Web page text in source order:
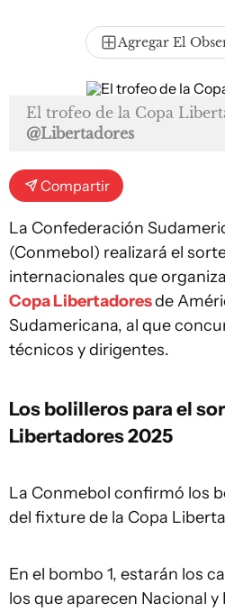
Agregar El
El trofeo de la Copa
@Libertadores
Compartir
La Confederación
(Conmebol) realizará el
internacionales que
Copa Libertadoresde
Sudamericana, al que
técnicos y dirigentes.
Los bolilleros para el
Libertadores 2025
La Conmebol confirmó los
del fixture de la Copa
En el bombo 1, estarán los
los que aparecen Nacional